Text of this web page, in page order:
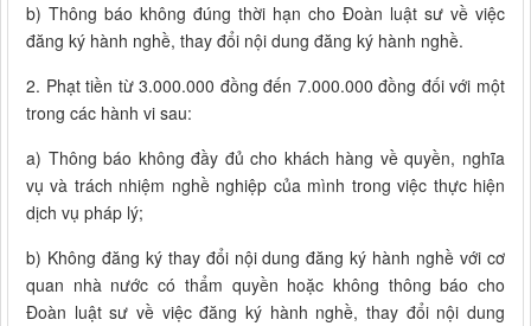
b) Thông báo không đúng thời hạn cho Đoàn luật sư về việc
đăng ký hành nghề, thay đổi nội dung đăng ký hành nghề.
2. Phạt tiền từ 3.000.000 đồng đến 7.000.000 đồng đối với một
trong các hành vi sau:
a) Thông báo không đầy đủ cho khách hàng về quyền, nghĩa
vụ và trách nhiệm nghề nghiệp của mình trong việc thực hiện
dịch vụ pháp lý;
b) Không đăng ký thay đổi nội dung đăng ký hành nghề với cơ
quan nhà nước có thẩm quyền hoặc không thông báo cho
Đoàn luật sư về việc đăng ký hành nghề, thay đổi nội dung